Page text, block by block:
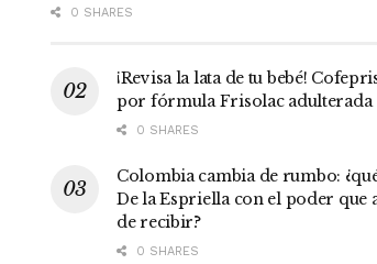
0 SHARES
¡Revisa la lata de tu bebé!
por fórmula Frisolac adulterada
0 SHARES
Colombia cambia de rumbo:
De la Espriella con el poder que
de recibir?
0 SHARES